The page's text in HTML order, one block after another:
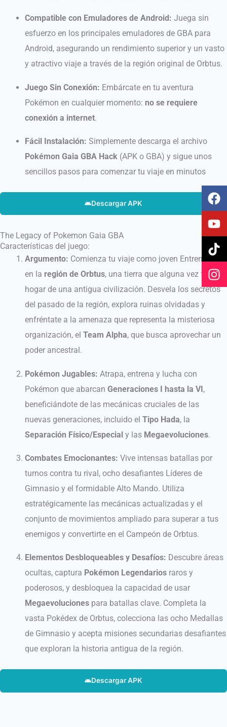
Compatible con Emuladores de Android: Juega sin
esfuerzo en los principales emuladores de GBA para
Android, asegurando un rendimiento superior y un vasto
y atractivo viaje a través de la región original de Orbtus.
Juego Sin Conexión: Embárcate en tu aventura
Pokémon en cualquier momento: no se requiere
conexión a internet.
Fácil Instalación: Simplemente descarga el archivo
Pokémon Gaia GBA Hack (APK o GBA) y sigue unos
sencillos pasos para comenzar tu viaje en minutos
Descargar APK
The Legacy of Pokemon Gaia GBA
Características del juego:
Argumento: Comienza tu viaje como joven Entrenador
en la región de Orbtus, una tierra que alguna vez fue
hogar de una antigua civilización. Desvela los secretos
del pasado de la región, explora ruinas olvidadas y
enfréntate a la amenaza que representa la misteriosa
organización, elTeam Alpha, que busca aprovechar un
poder ancestral.
Pokémon Jugables: Atrapa, entrena y lucha con
Pokémon que abarcanGeneraciones I hasta la VI,
beneficiándote de las mecánicas cruciales de las
nuevas generaciones, incluido elTipo Hada, la
Separación Físico/Especial y las Megaevoluciones.
Combates Emocionantes: Vive intensas batallas por
turnos contra tu rival, ocho desafiantes Líderes de
Gimnasio y el formidable Alto Mando. Utiliza
estratégicamente las mecánicas actualizadas y el
conjunto de movimientos ampliado para superar a tus
enemigos y convertirte en el Campeón de Orbtus.
Elementos Desbloqueables y Desafíos: Descubre áreas
ocultas, captura Pokémon Legendarios raros y
poderosos, y desbloquea la capacidad de usar
Megaevoluciones para batallas clave. Completa la
vasta Pokédex de Orbtus, colecciona las ocho Medallas
de Gimnasio y acepta misiones secundarias desafiantes
que exploran la historia antigua de la región.
Descargar APK
F
a
c
e
b
o
o
k
Y
o
u
t
u
b
e
T
i
k
t
o
k
I
n
s
t
a
g
r
a
m